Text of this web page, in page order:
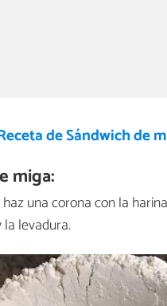
de Sándwich de
miga:
haz una corona con la
levadura.